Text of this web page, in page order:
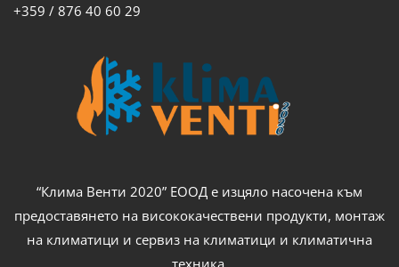
+359 / 876 40 60 29
“Клима Венти 2020” ЕООД е изцяло насочена към
предоставянето на висококачествени продукти, монтаж
на климатици и сервиз на климатици и климатична